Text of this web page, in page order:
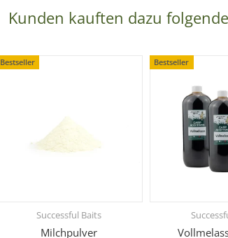
Kunden kauften dazu
Bestseller
Successful Baits
Milchpulver
Bestseller